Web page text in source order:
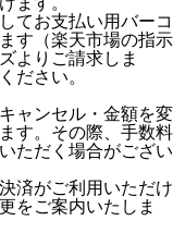
てお支払い用バーコ
す（楽天市場の指示
よりご請求しま
ださい。
ャンセル・金額を変
す。その際、手数料
ただく場合がござい
済がご利用いただけ
をご案内いたしま